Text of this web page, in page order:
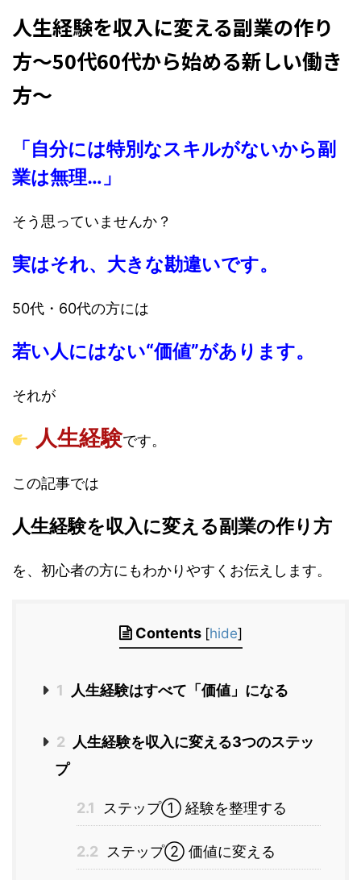
人生経験を収入に変える副業の作り
方～50代60代から始める新しい働き
方～
「自分には特別なスキルがないから副
業は無理…」
そう思っていませんか？
実はそれ、大きな勘違いです。
50代・60代の方には
若い人にはない“価値”があります。
それが
人生経験です。
この記事では
人生経験を収入に変える副業の作り方
を、初心者の方にもわかりやすくお伝えします。
Contents [hide]
1 人生経験はすべて「価値」になる
2
人生経験を収入に変える3つのステッ
プ
2.1 ステップ① 経験を整理する
2.2 ステップ② 価値に変える